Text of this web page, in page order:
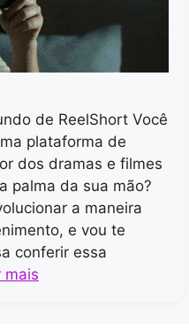
de ReelShort Você
plataforma de
dos dramas e filmes
palma da sua mão?
a maneira
e vou te
conferir essa
mais